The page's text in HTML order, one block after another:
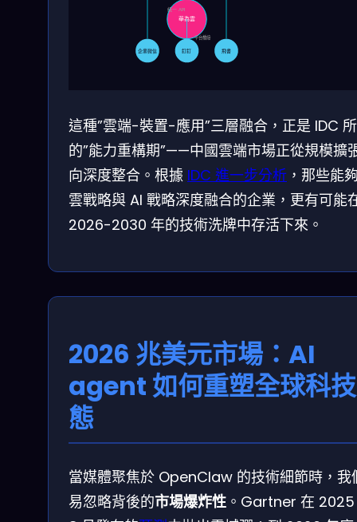
華為雲
統一 API
企業微信 釘釘 飛書
平台橋接
這種”雲端-裝置-應用”三層融合，正是 IDC
的”能力重構期”——中國雲端市場正從規模擴
向深度整合。根據 IDC 進一步分析 ，那些能
雲戰略與 AI 戰略深度融合的企業，更有可能
2026-2030 年的技術洗牌中存活下來。
2026 兆美元市場：AI
agent 如何重塑全球科
態
當媒體聚焦於 OpenClaw 的技術細節時，我
易忽略背後的市場爆炸性 。Gartner 在